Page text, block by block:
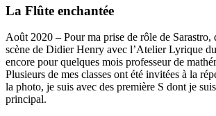
La Flûte enchantée
Août 2020 – Pour ma prise de rôle de Sarastro,
scène de Didier Henry avec l’Atelier Lyrique
encore pour quelques mois professeur de
Plusieurs de mes classes ont été invitées à la
la photo, je suis avec des première S dont je
principal.